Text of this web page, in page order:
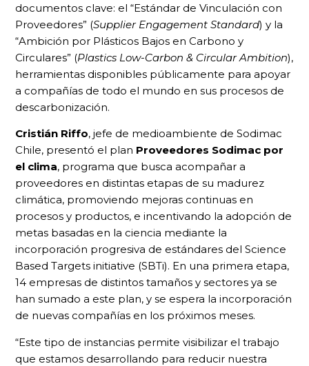
documentos clave: el “Estándar de Vinculación con
Proveedores” (Supplier Engagement Standard) y la
“Ambición por Plásticos Bajos en Carbono y
Circulares” (Plastics Low-Carbon & Circular Ambition),
herramientas disponibles públicamente para apoyar
a compañías de todo el mundo en sus procesos de
descarbonización.
Cristián Riffo, jefe de medioambiente de Sodimac
Chile, presentó el plan Proveedores Sodimac por
el clima, programa que busca acompañar a
proveedores en distintas etapas de su madurez
climática, promoviendo mejoras continuas en
procesos y productos, e incentivando la adopción de
metas basadas en la ciencia mediante la
incorporación progresiva de estándares del Science
Based Targets initiative (SBTi). En una primera etapa,
14 empresas de distintos tamaños y sectores ya se
han sumado a este plan, y se espera la incorporación
de nuevas compañías en los próximos meses.
“Este tipo de instancias permite visibilizar el trabajo
que estamos desarrollando para reducir nuestra